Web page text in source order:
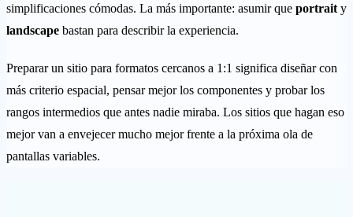
simplificaciones cómodas. La más importante: asumir que portrait y
landscape bastan para describir la experiencia.
Preparar un sitio para formatos cercanos a 1:1 significa diseñar con
más criterio espacial, pensar mejor los componentes y probar los
rangos intermedios que antes nadie miraba. Los sitios que hagan eso
mejor van a envejecer mucho mejor frente a la próxima ola de
pantallas variables.